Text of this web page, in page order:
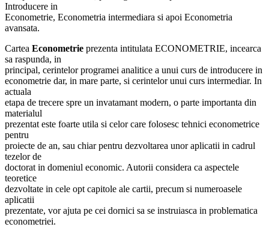
Introducere in
Econometrie, Econometria intermediara si apoi Econometria
avansata.
Cartea Econometrie prezenta intitulata ECONOMETRIE, incearca
sa raspunda, in
principal, cerintelor programei analitice a unui curs de introducere in
econometrie dar, in mare parte, si cerintelor unui curs intermediar. In
actuala
etapa de trecere spre un invatamant modern, o parte importanta din
materialul
prezentat este foarte utila si celor care folosesc tehnici econometrice
pentru
proiecte de an, sau chiar pentru dezvoltarea unor aplicatii in cadrul
tezelor de
doctorat in domeniul economic. Autorii considera ca aspectele
teoretice
dezvoltate in cele opt capitole ale cartii, precum si numeroasele
aplicatii
prezentate, vor ajuta pe cei dornici sa se instruiasca in problematica
econometriei.